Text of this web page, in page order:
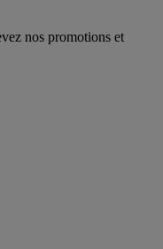
nos promotions et